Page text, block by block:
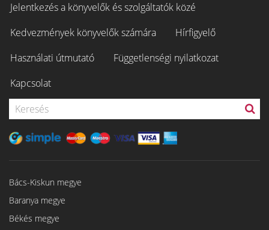
Jelentkezés a könyvelők és szolgáltatók közé
Kedvezmények könyvelők számára
Hírfigyelő
Használati útmutató
Függetlenségi nyilatkozat
Kapcsolat
Bács-Kiskun megye
Baranya megye
Békés megye